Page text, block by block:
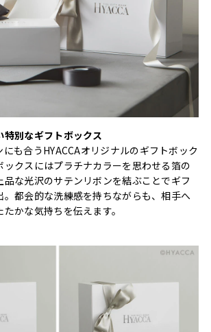
特別なギフトボックス
も合うHYACCAオリジナルのギフトボック
ックスにはプラチナカラーを思わせる箔の
品な光沢のサテンリボンを結ぶことでギフ
。都会的な洗練感を持ちながらも、相手へ
かな気持ちを伝えます。